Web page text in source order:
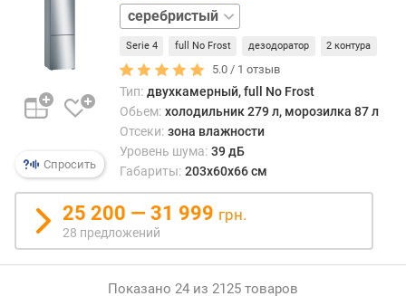
л
е
д
е
р
т
Спросить
белый
Serie 4 full No Frost дезодоратор 2 контура
5.0 / 1 отзыв
Тип: двухкамерный, full No Frost
Обьем: холодильник 279 л, морозилка 87 л
Отсеки: зона влажности
Уровень шума: 39 дБ
Габариты: 203x60x66 см
25 200 — 31 999 грн.
28 предложений
Показано 24 из 2125 товаров